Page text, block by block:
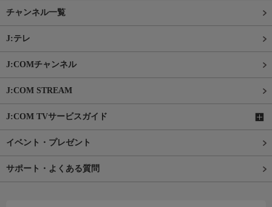
チャンネル一覧
J:テレ
J:COMチャンネル
J:COM STREAM
J:COM TVサービスガイド
イベント・プレゼント
サポート・よくある質問